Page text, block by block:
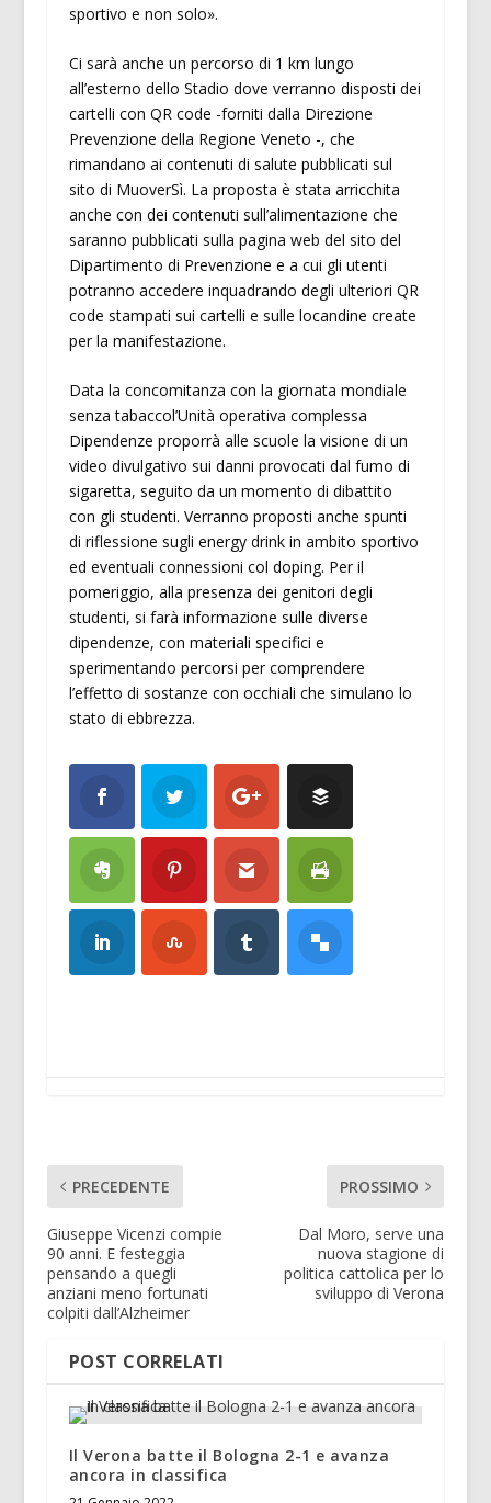
sportivo e non solo».
Ci sarà anche un percorso di 1 km lungo
all’esterno dello Stadio dove verranno disposti dei
cartelli con QR code -forniti dalla Direzione
Prevenzione della Regione Veneto -, che
rimandano ai contenuti di salute pubblicati sul
sito di MuoverSì. La proposta è stata arricchita
anche con dei contenuti sull’alimentazione che
saranno pubblicati sulla pagina web del sito del
Dipartimento di Prevenzione e a cui gli utenti
potranno accedere inquadrando degli ulteriori QR
code stampati sui cartelli e sulle locandine create
per la manifestazione.
Data la concomitanza con la giornata mondiale
senza tabaccol’Unità operativa complessa
Dipendenze proporrà alle scuole la visione di un
video divulgativo sui danni provocati dal fumo di
sigaretta, seguito da un momento di dibattito
con gli studenti. Verranno proposti anche spunti
di riflessione sugli energy drink in ambito sportivo
ed eventuali connessioni col doping. Per il
pomeriggio, alla presenza dei genitori degli
studenti, si farà informazione sulle diverse
dipendenze, con materiali specifici e
sperimentando percorsi per comprendere
l’effetto di sostanze con occhiali che simulano lo
stato di ebbrezza.
PRECEDENTE
Giuseppe Vicenzi compie
90 anni. E festeggia
pensando a quegli
anziani meno fortunati
colpiti dall’Alzheimer
PROSSIMO
Dal Moro, serve una
nuova stagione di
politica cattolica per lo
sviluppo di Verona
POST CORRELATI
Il Verona batte il Bologna 2-1 e avanza
ancora in classifica